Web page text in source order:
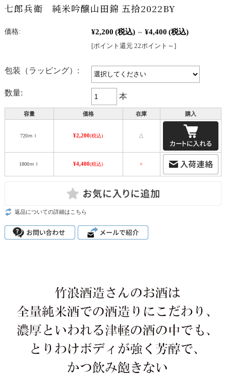
七郎兵衛 純米吟醸山田錦 五拾2022BY
価格: ¥2,200 (税込) ～ ¥4,400 (税込)
[ポイント還元 22ポイント～]
包装（ラッピング）:
数量: 本
容量 価格 在庫 購入
720ｍｌ ¥2,200(税込) △
1800ｍｌ ¥4,400(税込) ×
返品についての詳細はこちら